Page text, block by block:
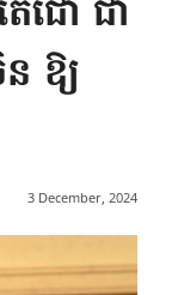
ជោ ជា
ឱ្យ
3 December, 2024